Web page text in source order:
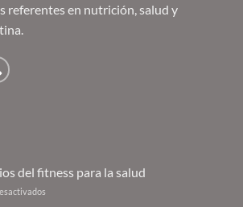
referentes en nutrición, salud y
del fitness para la salud